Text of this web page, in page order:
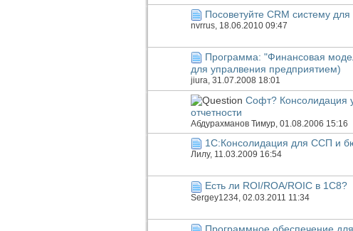
Посоветуйте CRM систему для
nvrrus, 18.06.2010 09:47
Программа: "Финансовая
для упралвения предприятием)
jiura, 31.07.2008 18:01
Софт? Консолидация
отчетности
Абдурахманов Тимур, 01.08.2006 15:16
1С:Консолидация для ССП и
Лилу, 11.03.2009 16:54
Есть ли ROI/ROA/ROIC в 1С8?
Sergey1234 , 02.03.2011 11:34